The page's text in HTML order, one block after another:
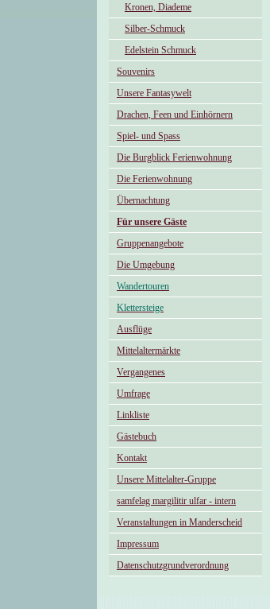
Kronen, Diademe
Silber-Schmuck
Edelstein Schmuck
Souvenirs
Unsere Fantasywelt
Drachen, Feen und Einhörnern
Spiel- und Spass
Die Burgblick Ferienwohnung
Die Ferienwohnung
Übernachtung
Für unsere Gäste
Gruppenangebote
Die Umgebung
Wandertouren
Klettersteige
Ausflüge
Mittelaltermärkte
Vergangenes
Umfrage
Linkliste
Gästebuch
Kontakt
Unsere Mittelalter-Gruppe
samfelag margilitir ulfar - intern
Veranstaltungen in Manderscheid
Impressum
Datenschutzgrundverordnung